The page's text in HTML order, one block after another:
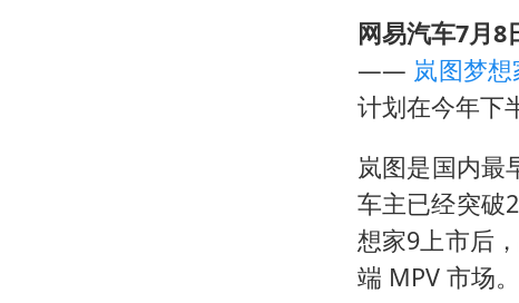
网易汽车7月8
—— 岚图梦想
计划在今年下
岚图是国内最
车主已经突破
想家9上市后
端 MPV 市场。